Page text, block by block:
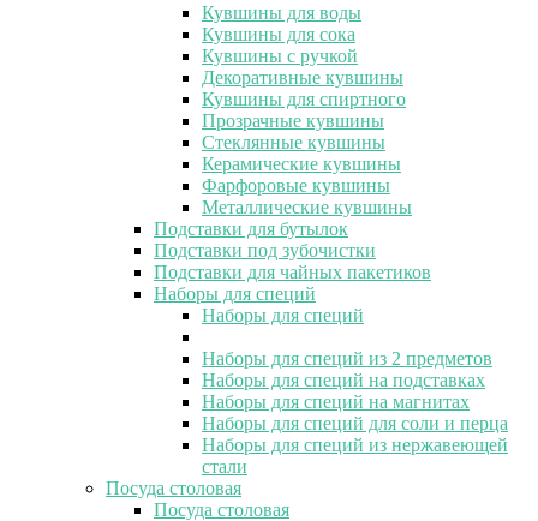
Кувшины для воды
Кувшины для сока
Кувшины с ручкой
Декоративные кувшины
Кувшины для спиртного
Прозрачные кувшины
Стеклянные кувшины
Керамические кувшины
Фарфоровые кувшины
Металлические кувшины
Подставки для бутылок
Подставки под зубочистки
Подставки для чайных пакетиков
Наборы для специй
Наборы для специй
Наборы для специй из 2 предметов
Наборы для специй на подставках
Наборы для специй на магнитах
Наборы для специй для соли и перца
Наборы для специй из нержавеющей
стали
Посуда столовая
Посуда столовая